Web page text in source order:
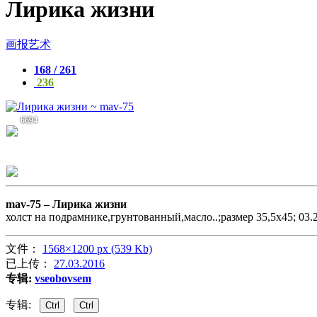
Лирика жизни
画报艺术
168 / 261
236
6694
mav-75 –Лирика жизни
холст на подрамнике,грунтованный,масло..;размер 35,5х45;
文件： 1568×1200 px (539 Kb)
已上传： 27.03.2016
专辑: vseobovsem
专辑: Ctrl Ctrl